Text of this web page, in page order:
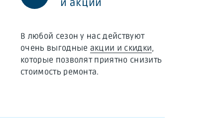
и акции
В любой сезон у нас действуют
очень выгодные акции и скидки,
которые позволят приятно снизить
стоимость ремонта.